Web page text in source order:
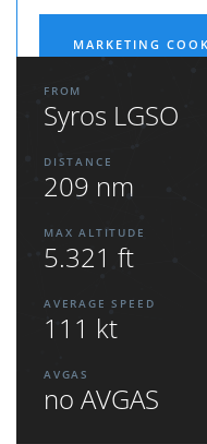
MARKETING
FROM
Syros LGSO
DISTANCE
209 nm
MAX ALTITUDE
5.321 ft
AVERAGE SPEED
111 kt
AVGAS
no AVGAS